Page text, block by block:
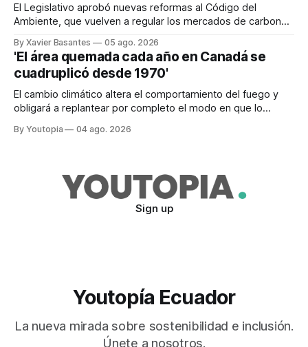
El Legislativo aprobó nuevas reformas al Código del
Ambiente, que vuelven a regular los mercados de carbono,
By Xavier Basantes 05 ago. 2026
'El área quemada cada año en Canadá se
cuadruplicó desde 1970'
El cambio climático altera el comportamiento del fuego y
obligará a replantear por completo el modo en que lo
By Youtopia 04 ago. 2026
Sign up
Youtopía Ecuador
La nueva mirada sobre sostenibilidad e inclusión.
Únete a nosotros.